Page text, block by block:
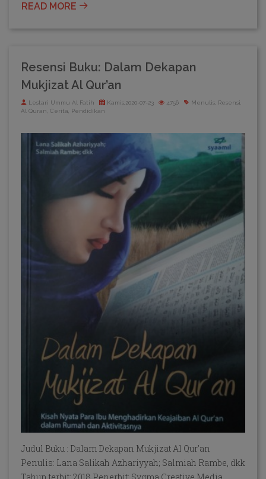
READ MORE
Resensi Buku: Dalam Dekapan
Mukjizat Al Qur’an
Lestari Ummu Al Fatih Kamis,2020-07-23 4756
Menulis, Resensi,
Al Quran, Cerita, Pendidikan
Judul Buku : Dalam Dekapan Mukjizat Al Qur'an
Penulis: Lana Salikah Azhariyyah; Salmiah Rambe, dkk